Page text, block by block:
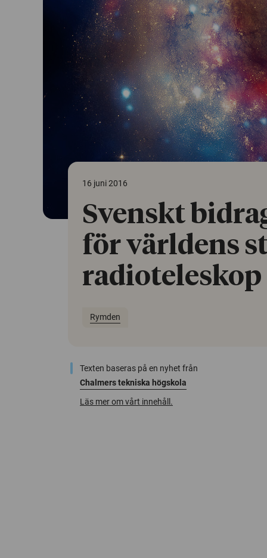
16 juni 2016
Svenskt
för världens
radioteleskop
Rymden
Texten baseras på en nyhet från
Chalmers tekniska högskola
Läs mer om vårt innehåll.